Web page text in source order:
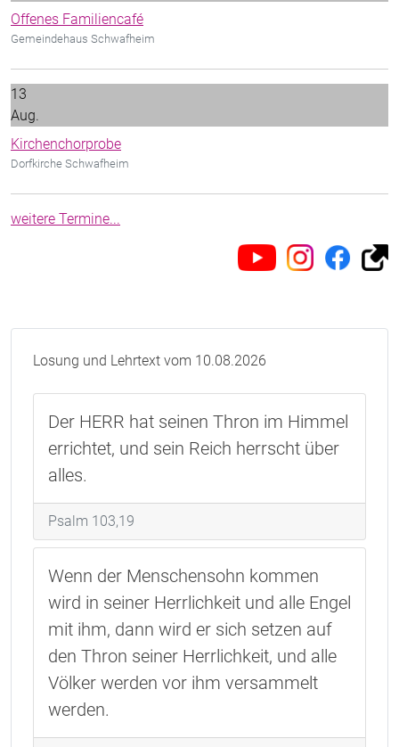
Offenes Familiencafé
Gemeindehaus Schwafheim
13
Aug.
Kirchenchorprobe
Dorfkirche Schwafheim
weitere Termine...
Losung und Lehrtext vom 10.08.2026
Der HERR hat seinen Thron im Himmel
errichtet, und sein Reich herrscht über
alles.
Psalm 103,19
Wenn der Menschensohn kommen
wird in seiner Herrlichkeit und alle Engel
mit ihm, dann wird er sich setzen auf
den Thron seiner Herrlichkeit, und alle
Völker werden vor ihm versammelt
werden.